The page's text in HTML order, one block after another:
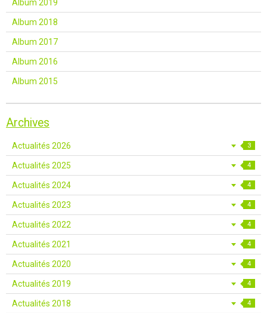
Album 2019
Album 2018
Album 2017
Album 2016
Album 2015
Archives
Actualités 2026 3
Actualités 2025 4
Actualités 2024 4
Actualités 2023 4
Actualités 2022 4
Actualités 2021 4
Actualités 2020 4
Actualités 2019 4
Actualités 2018 4